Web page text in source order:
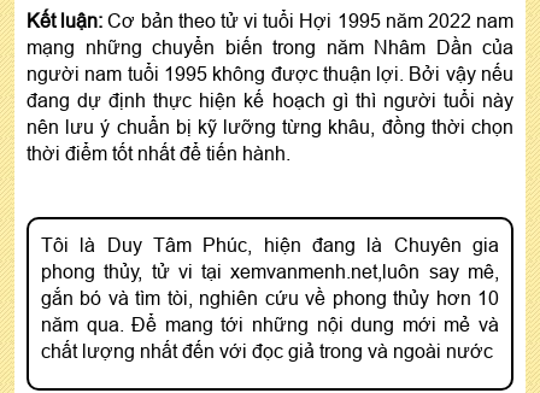
Kết luận:Cơ bản theo tử vi tuổi Hợi 1995 năm 2022 nam
mạng những chuyển biến trong năm Nhâm Dần của
người nam tuổi 1995 không được thuận lợi. Bởi vậy nếu
đang dự định thực hiện kế hoạch gì thì người tuổi này
nên lưu ý chuẩn bị kỹ lưỡng từng khâu, đồng thời chọn
thời điểm tốt nhất để tiến hành.
Tôi là Duy Tâm Phúc, hiện đang là Chuyên gia
phong thủy, tử vi tại xemvanmenh.net,luôn say mê,
gắn bó và tìm tòi, nghiên cứu về phong thủy hơn 10
năm qua. Để mang tới những nội dung mới mẻ và
chất lượng nhất đến với đọc giả trong và ngoài nước